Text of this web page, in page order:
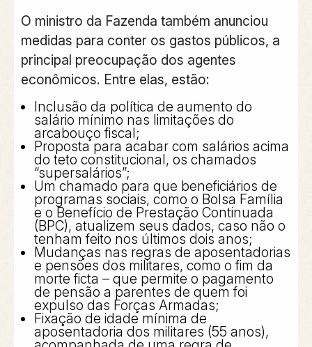
O ministro da Fazenda também anunciou
medidas para conter os gastos públicos, a
principal preocupação dos agentes
econômicos. Entre elas, estão:
Inclusão da política de aumento do
salário mínimo nas limitações do
arcabouço fiscal;
Proposta para acabar com salários acima
do teto constitucional, os chamados
“supersalários”;
Um chamado para que beneficiários de
programas sociais, como o Bolsa Família
e o Benefício de Prestação Continuada
(BPC), atualizem seus dados, caso não o
tenham feito nos últimos dois anos;
Mudanças nas regras de aposentadorias
e pensões dos militares, como o fim da
morte ficta – que permite o pagamento
de pensão a parentes de quem foi
expulso das Forças Armadas;
Fixação de idade mínima de
aposentadoria dos militares (55 anos),